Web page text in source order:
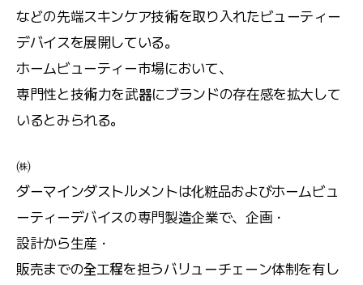
などの先端スキンケア技術を取り入れたビューティー
デバイスを展開している。
ホームビューティー市場において、
専門性と技術力を武器にブランドの存在感を拡大して
いるとみられる。
㈱
ダーマインダストルメントは化粧品およびホームビュ
ーティーデバイスの専門製造企業で、企画・
設計から生産・
販売までの全工程を担うバリューチェーン体制を有し